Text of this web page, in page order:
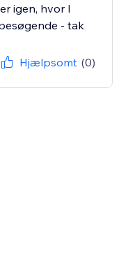
igen, hvor I
- tak
Hjælpsomt (0)